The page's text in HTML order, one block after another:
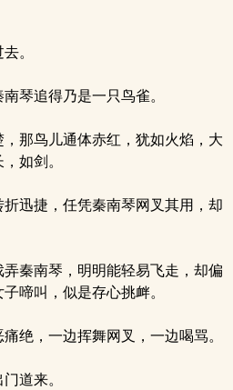
。
琴追得乃是一只鸟雀。
那鸟儿通体赤红，犹如火焰，大
如剑。
迅捷，任凭秦南琴网叉其用，却
秦南琴，明明能轻易飞走，却偏
啼叫，似是存心挑衅。
绝，一边挥舞网叉，一边喝骂。
道来。